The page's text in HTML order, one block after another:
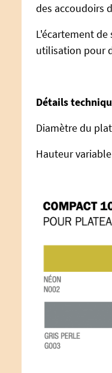
des accoudoirs
L'écartement
utilisation pour
Détails
Diamètre du
Hauteur